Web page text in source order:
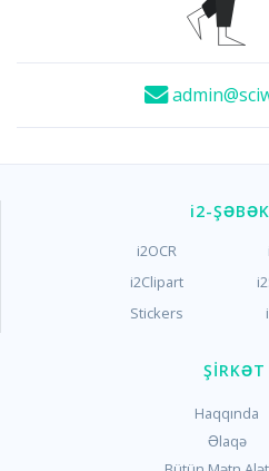
i2-
i2OCR
i2Clipart
Stickers
Haqqında
Əlaqə